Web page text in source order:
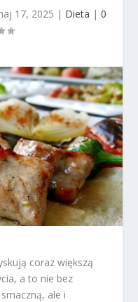
17, 2025 | Dieta | 0
coraz większą
a to nie bez
ale i